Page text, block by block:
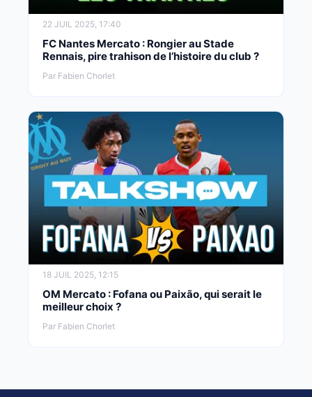
22 JUIL 2025, 17:40
FC Nantes Mercato : Rongier au Stade
Rennais, pire trahison de l’histoire du club ?
Par Fabien Chorlet
18 JUIL 2025, 12:15
OM Mercato : Fofana ou Paixão, qui serait le
meilleur choix ?
Par Fabien Chorlet